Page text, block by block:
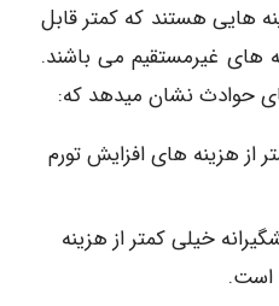
هایی هستند که کمتر قابل
های غیرمستقیم می باشند.
حوادث نشان میدهد که:
از هزینه های افزایش تورم
خیلی کمتر از هزینه
است.